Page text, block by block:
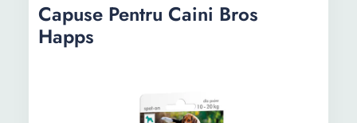
Capuse Pentru Caini Bros
Happs